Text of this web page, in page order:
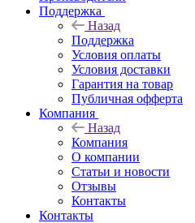
Поддержка
Назад
Поддержка
Условия оплаты
Условия доставки
Гарантия на товар
Публичная офферта
Компания
Назад
Компания
О компании
Статьи и новости
Отзывы
Контакты
Контакты